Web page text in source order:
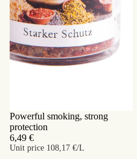
Powerful smoking, strong
protection
6,49 €
Unit price 108,17 €/L